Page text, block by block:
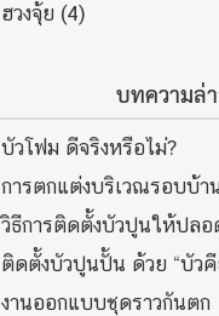
ฮวงจุ้ย (4)
บทความล่
บัวโฟม ดีจริงหรือไม่?
การตกแต่งบริเวณรอบบ้า
วิธีการติดตั้งบัวปูนให้ปลอ
ติดตั้งบัวปูนปั้น ด้วย “บัวคี
งานออกแบบชุดราวกันตก